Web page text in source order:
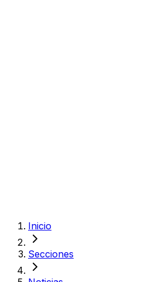
Inicio
Secciones